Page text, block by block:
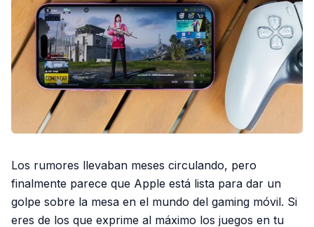
Los rumores llevaban meses circulando, pero
finalmente parece que Apple está lista para dar un
golpe sobre la mesa en el mundo del gaming móvil. Si
eres de los que exprime al máximo los juegos en tu